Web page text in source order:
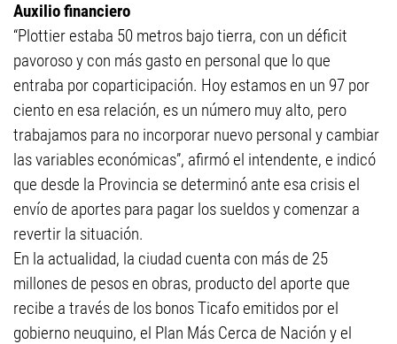
Auxilio financiero
“Plottier estaba 50 metros bajo tierra, con un déficit
pavoroso y con más gasto en personal que lo que
entraba por coparticipación. Hoy estamos en un 97 por
ciento en esa relación, es un número muy alto, pero
trabajamos para no incorporar nuevo personal y cambiar
las variables económicas”, afirmó el intendente, e indicó
que desde la Provincia se determinó ante esa crisis el
envío de aportes para pagar los sueldos y comenzar a
revertir la situación.
En la actualidad, la ciudad cuenta con más de 25
millones de pesos en obras, producto del aporte que
recibe a través de los bonos Ticafo emitidos por el
gobierno neuquino, el Plan Más Cerca de Nación y el